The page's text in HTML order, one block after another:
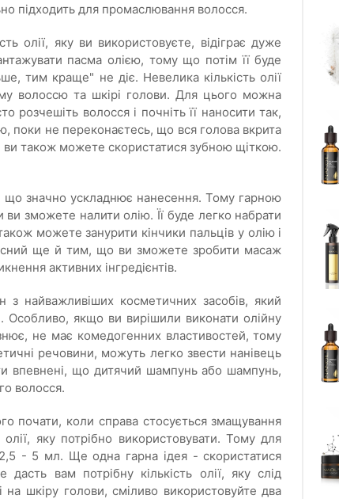
підходить для промаслювання волосся.
олії, яку ви використовуєте, відіграє дуже
пасма олією, тому що потім її буде
тим краще" не діє. Невелика кількість олії
волоссю та шкірі голови. Для цього можна
розчешіть волосся і почніть її наносити так,
поки не переконаєтесь, що вся голова вкрита
також можете скористатися зубною щіткою.
що значно ускладнює нанесення. Тому гарною
ви зможете налити олію. Її буде легко набрати
можете занурити кінчики пальців у олію і
ще й тим, що ви зможете зробити масаж
активних інгредієнтів.
найважливіших косметичних засобів, який
Особливо, якщо ви вирішили виконати олійну
не має комедогенних властивостей, тому
речовини, можуть легко звести нанівець
впевнені, що дитячий шампунь або шампунь,
волосся.
почати, коли справа стосується змащування
яку потрібно використовувати. Тому для
2,5 - 5 мл. Ще одна гарна ідея - скористатися
вам потрібну кількість олії, яку слід
шкіру голови, сміливо використовуйте два